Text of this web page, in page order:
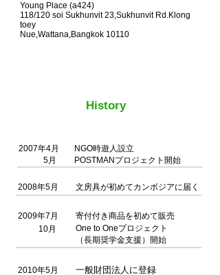
Young Place (a424)
118/120 soi Sukhunvit 23,Sukhunvit Rd.Klong
toey
Nue,Wattana,Bangkok 10110
​History
2007年4月
5月
NGO時遊人設立
POSTMANプロジェクト開始
2008年5月 文房具が初めてカンボジアに届く
2009年7月
10月
寄付付き商品を初めて販売
One to Oneプロジェクト
（長期奨学金支援）開始
2010年5月
一般財団法人に登録